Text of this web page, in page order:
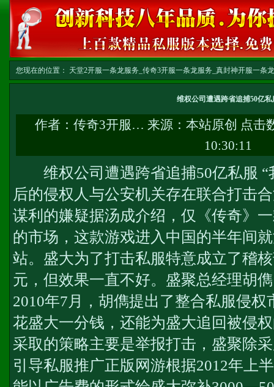
您现在的位置： 天堂2开服一条龙服务_传奇3开服一条龙服务_真封神开服一条
维权公司遭遇跨省追捕50亿私
作者： 传奇3开服… 来源：本站原创 点击
10:30:11
维权公司遭遇跨省追捕50亿私服 “
后的侵权人与公安机关存在联合打击
谋利的嫌疑据汤成介绍，仅《传奇》
的市场，这款游戏进入中国的半年间
站。盛大为了打击私服特意成立了稽
元，但效果一直不好。盛聚总经理胡
2010年7月，胡儁提出了整合私服侵
花盛大一分钱，还能为盛大追回被侵
采取的策略主要是举报打击，盛聚除
引导私服推广正版网游根据2012年上